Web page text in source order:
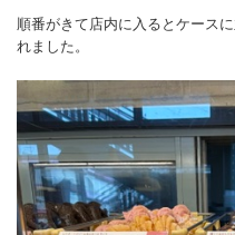
順番がきて店内に入るとケース
れました。